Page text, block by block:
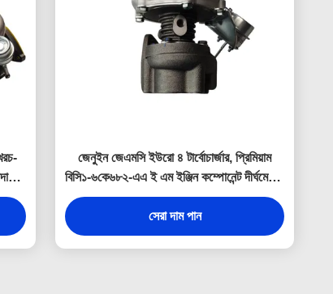
যা
করা
জেনুইন জেএমসি ইউরো ৪ টার্বোচার্জার, প্রিমিয়াম
বিসি১-৬কে৬৮২-এএ ই এম ইঞ্জিন কম্পোনেন্ট দীর্ঘমেয়াদী
নির্ভরযোগ্যতা প্রদানের জন্য ডিজাইন করা
সেরা দাম পান